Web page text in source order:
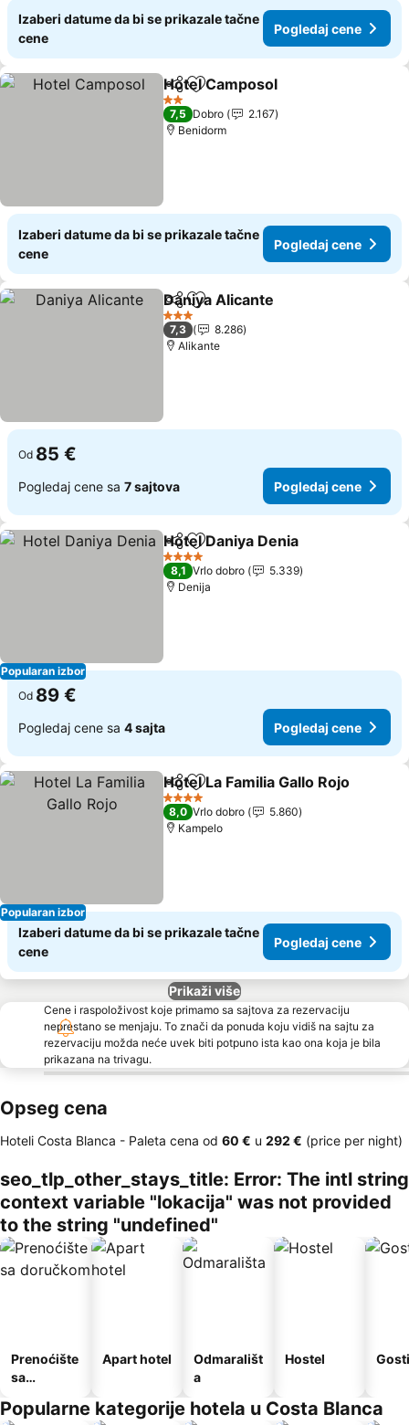
Izaberi datume da bi se prikazale tačne
cene
Pogledaj cene
Deli Dodati u favorite
Hotel Camposol
2 Zvezdice
7,5 Dobro
2.167
Benidorm
Izaberi datume da bi se prikazale tačne
cene
Pogledaj cene
Deli Dodati u favorite
Daniya Alicante
3 Zvezdice
7,3
8.286
Alikante
Od 85 €
Pogledaj cene sa 7 sajtova Pogledaj cene
Popularan izbor
Deli Dodati u favorite
Hotel Daniya Denia
4 Zvezdice
8,1 Vrlo dobro
5.339
Denija
Od 89 €
Pogledaj cene sa 4 sajta Pogledaj cene
Popularan izbor
Deli Dodati u favorite
Hotel La Familia Gallo Rojo
4 Zvezdice
8,0 Vrlo dobro
5.860
Kampelo
Izaberi datume da bi se prikazale tačne
cene
Pogledaj cene
Prikaži više
Cene i raspoloživost koje primamo sa sajtova za rezervaciju
neprestano se menjaju. To znači da ponuda koju vidiš na sajtu za
rezervaciju možda neće uvek biti potpuno ista kao ona koja je bila
prikazana na trivagu.
Opseg cena
Hoteli Costa Blanca - Paleta cena od ‎60 € u ‎292 € (price per night)
seo_tlp_other_stays_title: Error: The intl string
context variable "lokacija" was not provided
to the string "undefined"
Prenoćište
sa
Apart hotel
Odmarališt
a
Hostel
Popularne kategorije hotela u Costa Blanca